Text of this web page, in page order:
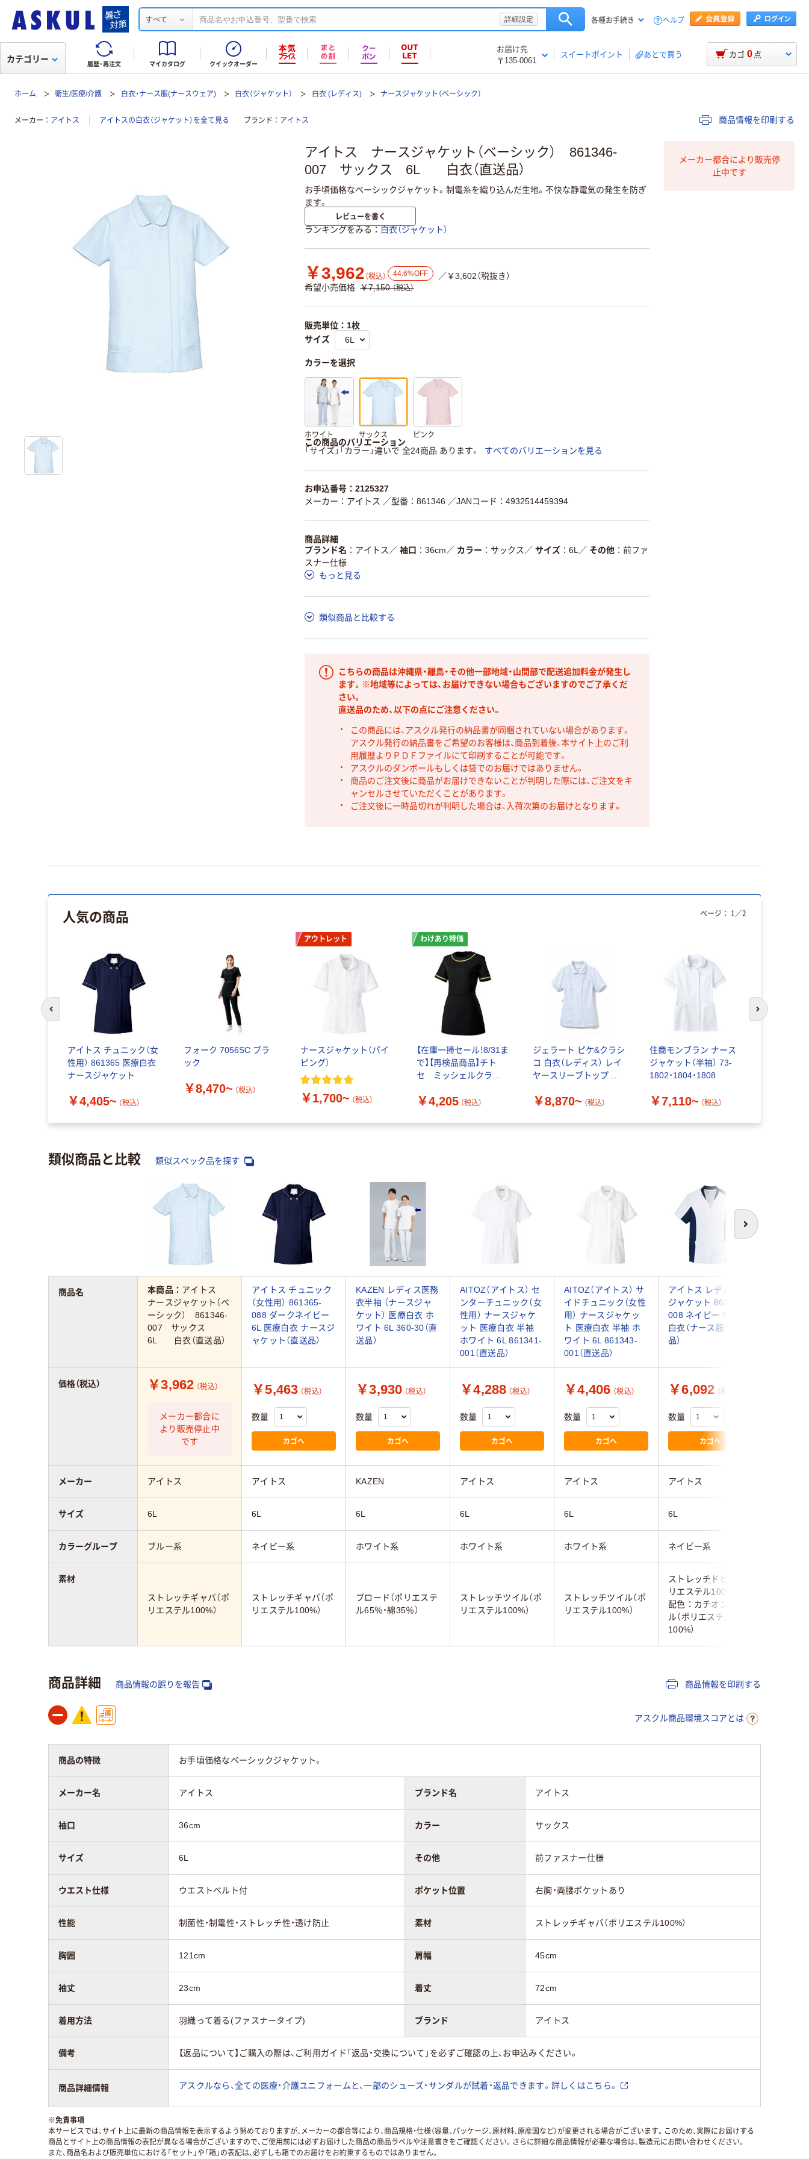
すべて 詳細設定 各種お手続き ヘルプ
履歴・再注文 マイカタログ クイックオーダー
お届け先
〒135-0061
スイートポイント あとで買う
カテゴリー カゴ 0 点
ホーム 衛生/医療/介護 白衣・ナース服(ナースウェア) 白衣（ジャケット） 白衣 (レディス) ナースジャケット（ベーシック）
メーカー アイトス アイトスの白衣（ジャケット）を全て見る ブランド アイトス 商品情報を印刷する
アイトス ナースジャケット（ベーシック） 861346-
007 サックス 6L 白衣（直送品）
お手頃価格なベーシックジャケット。制電糸を織り込んだ生地。不快な静電気の発生を防ぎ
ます。
レビューを書く
ランキングをみる 白衣（ジャケット）
￥3,962 （税込） 44.6%OFF
／￥3,602（税抜き）
希望小売価格 ￥7,150 （税込）
販売単位：1枚
サイズ
カラーを選択
ホワイト サックス ピンク
この商品のバリエーション
「サイズ」「カラー」違いで 全24商品 あります。
すべてのバリエーションを見る
お申込番号：2125327
メーカー：アイトス ／型番：861346 ／JANコード：4932514459394
商品詳細
ブランド名
アイトス ／ 袖口 36cm ／ カラー サックス ／ サイズ 6L ／ その他
前ファ
スナー仕様
もっと見る
類似商品と比較する
こちらの商品は沖縄県・離島・その他一部地域・山間部で配送追加料金が発生し
ます。※地域等によっては、お届けできない場合もございますのでご了承くだ
さい。
直送品のため、以下の点にご注意ください。
この商品には、アスクル発行の納品書が同梱されていない場合があります。
アスクル発行の納品書をご希望のお客様は、商品到着後、本サイト上のご利
用履歴よりＰＤＦファイルにて印刷することが可能です。
アスクルのダンボールもしくは袋でのお届けではありません。
商品のご注文後に商品がお届けできないことが判明した際には、ご注文をキ
ャンセルさせていただくことがあります。
ご注文後に一時品切れが判明した場合は、入荷次第のお届けとなります。
メーカー都合により販売停
止中です
人気の商品
アイトス チュニック（女
性用） 861365 医療白衣
ナースジャケット
￥4,405~ （税込）
フォーク 7056SC ブラ
ック
￥8,470~ （税込）
アウトレット
ナースジャケット（パイ
ピング）
￥1,700~ （税込）
わけあり特価
【在庫一掃セール！8/31ま
で】【再検品商品】チト
セ ミッシェルクラン
ック L MK-0022 1枚（わ
￥4,205 （税込）
ジェラート ピケ&クラシ
コ 白衣（レディス） レイ
ヤースリーブトップス
￥8,870~ （税込）
住商モンブラン ナース
ジャケット（半袖） 73-
1802・1804・1808
￥7,110~ （税込）
ページ： 1 ／2
前のスライドへ 次のスライド
類似商品と比較 類似スペック品を探す
次へ
本商品： アイトス
ナースジャケット（ベ
ーシック） 861346-
007 サックス
6L 白衣（直送品）
アイトス チュニック
（女性用） 861365-
088 ダークネイビー
6L 医療白衣 ナースジ
ャケット（直送品）
KAZEN レディス医務
衣半袖 （ナースジャ
ケット） 医療白衣 ホ
ワイト 6L 360-30（直
送品）
AITOZ（アイトス） セ
ンターチュニック（女
性用） ナースジャケ
ット 医療白衣 半袖
ホワイト 6L 861341-
001（直送品）
AITOZ（アイトス） サ
イドチュニック（女性
用） ナースジャケッ
ト 医療白衣 半袖 ホ
ワイト 6L 861343-
001（直送品）
アイトス レディース
ジャケット 862003-
008 ネイビー 6L 医療
白衣（ナース服）（直送
品）
￥3,962 （税込）
メーカー都合に
より販売停止中
です
￥5,463 （税込）
数量
カゴへ
￥3,930 （税込）
数量
カゴへ
￥4,288 （税込）
数量
カゴへ
￥4,406 （税込）
数量
カゴへ
￥6,092 （税込）
数量
カゴへ
アイトス アイトス KAZEN アイトス アイトス アイトス
6L 6L 6L 6L 6L 6L
ブルー系 ネイビー系 ホワイト系 ホワイト系 ホワイト系 ネイビー系
ストレッチギャバ（ポ
リエステル100%）
ストレッチギャバ（ポ
リエステル100%）
ブロード（ポリエステ
ル65％・綿35％）
ストレッチツイル（ポ
リエステル100%）
ストレッチツイル（ポ
リエステル100%）
ストレッチドビー（ポ
リエステル100%）
配色：カチオンツイ
ル（ポリエステル
100%）
商品名
価格（税込）
メーカー
サイズ
カラーグループ
素材
商品詳細 商品情報の誤りを報告 商品情報を印刷する
アスクル商品環境スコアとは
商品の特徴 お手頃価格なベーシックジャケット。
メーカー名 アイトス ブランド名 アイトス
袖口 36cm カラー サックス
サイズ 6L その他 前ファスナー仕様
ウエスト仕様 ウエストベルト付 ポケット位置 右胸・両腰ポケットあり
性能 制菌性・制電性・ストレッチ性・透け防止 素材 ストレッチギャバ（ポリエステル100%）
胸囲 121cm 肩幅 45cm
袖丈 23cm 着丈 72cm
着用方法 羽織って着る(ファスナータイプ) ブランド アイトス
備考 【返品について】ご購入の際は、ご利用ガイド「返品・交換について」を必ずご確認の上、お申込みください。
商品詳細情報 アスクルなら、全ての医療・介護ユニフォームと、一部のシューズ・サンダルが試着・返品できます。詳しくはこちら。
※免責事項
本サービスでは、サイト上に最新の商品情報を表示するよう努めておりますが、メーカーの都合等により、商品規格・仕様（容量、パッケージ、原材料、原産国など）が変更される場合がございます。このため、実際にお届けする
商品とサイト上の商品情報の表記が異なる場合がございますので、ご使用前には必ずお届けした商品の商品ラベルや注意書きをご確認ください。さらに詳細な商品情報が必要な場合は、製造元にお問い合わせください。
また、商品名および販売単位における「セット」や「箱」の表記は、必ずしも箱でのお届けをお約束するものではありません。